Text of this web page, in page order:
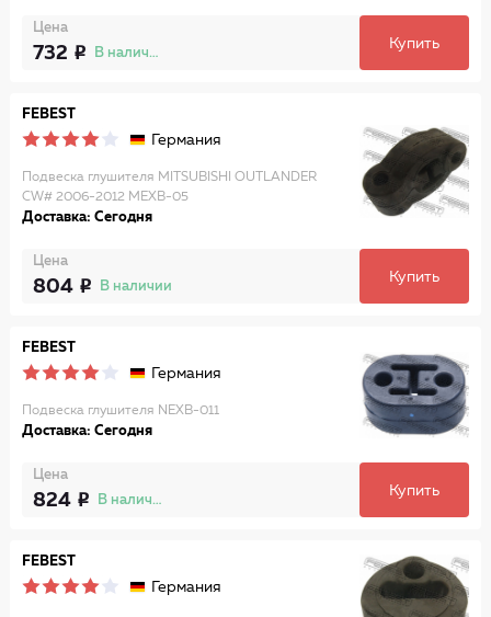
Цена
732 В наличии
Купить
FEBEST
Германия
Подвеска глушителя MITSUBISHI OUTLANDER
CW# 2006-2012 MEXB-05
Доставка: Сегодня
Цена
804 В наличии
Купить
FEBEST
Германия
Подвеска глушителя NEXB-011
Доставка: Сегодня
Цена
824 В наличии
Купить
FEBEST
Германия